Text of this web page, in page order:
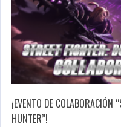
¡EVENTO DE COLABORACIÓN
HUNTER”!